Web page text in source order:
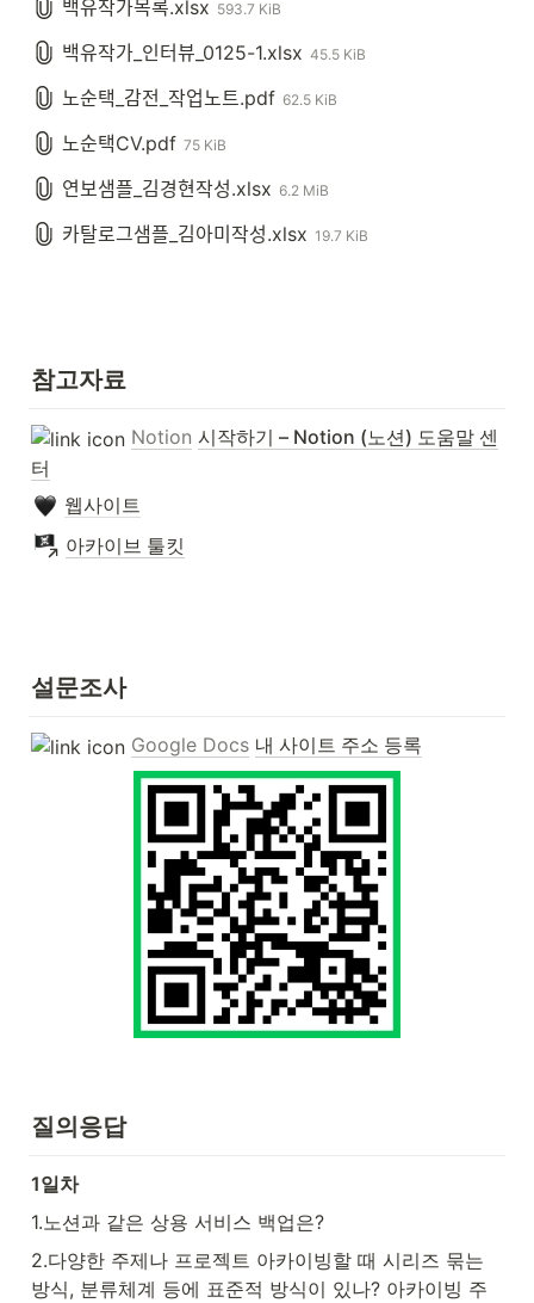
백유작가목록.xlsx 593.7 KiB
백유작가_인터뷰_0125-1.xlsx 45.5 KiB
노순택_감전_작업노트.pdf 62.5 KiB
노순택CV.pdf 75 KiB
연보샘플_김경현작성.xlsx 6.2 MiB
카탈로그샘플_김아미작성.xlsx 19.7 KiB
참고자료
Notion 시작하기 – Notion (노션) 도움말 센
터
웹사이트
아카이브 툴킷
설문조사
Google Docs 내 사이트 주소 등록
질의응답
1일차
1.노션과 같은 상용 서비스 백업은?
2.다양한 주제나 프로젝트 아카이빙할 때 시리즈 묶는
방식, 분류체계 등에 표준적 방식이 있나? 아카이빙 주